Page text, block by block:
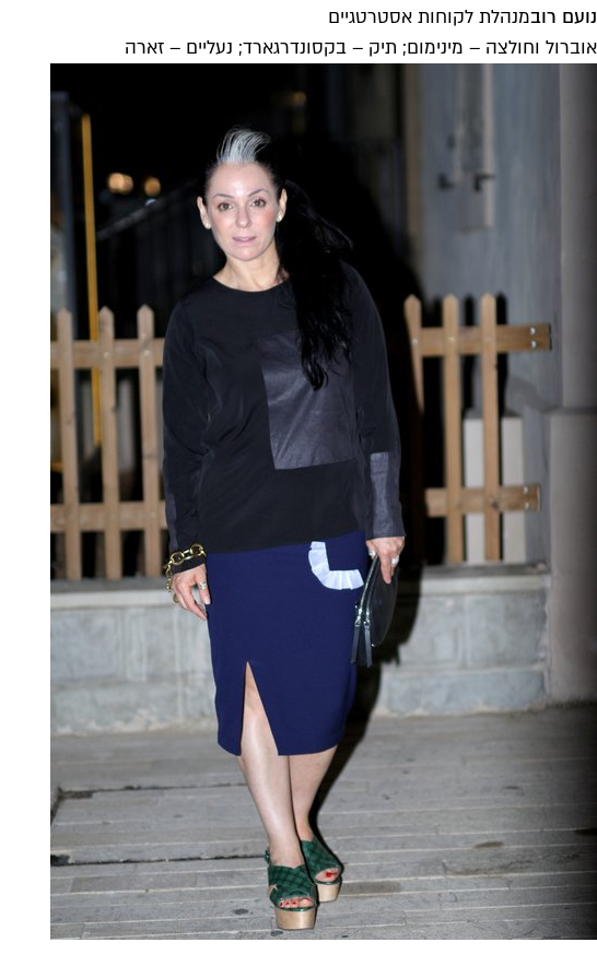
נועם רובמנהלת לקוחות אסטרטגיים
אוברול וחולצה – מינימום; תיק – בקסונדרגארד; נעליים – זארה